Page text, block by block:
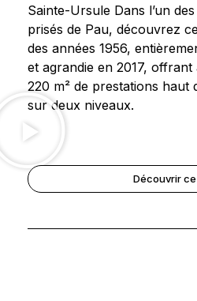
Sainte-Ursule Dans l’un
prisés de Pau, découvrez
des années 1956,
et agrandie en 2017, offrant
220 m² de prestations haut
sur deux niveaux.
Découvrir